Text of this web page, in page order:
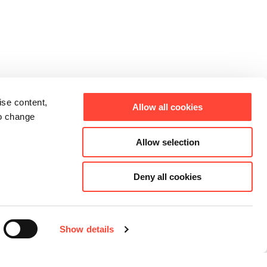
content,
change
Show details
Allow all cookies
Allow selection
Deny all cookies